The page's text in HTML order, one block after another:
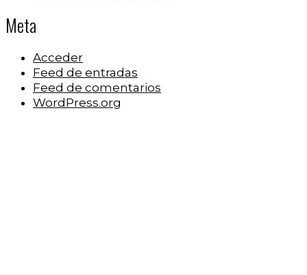
Meta
Acceder
Feed de entradas
Feed de comentarios
WordPress.org